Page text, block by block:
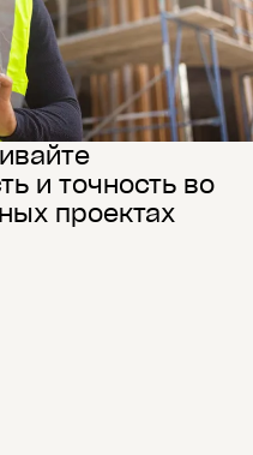
и точность во
проектах